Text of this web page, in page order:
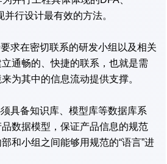
行设计最有效的方法。
求在密切联系的研发小组以及相关
通畅的、快捷的联系，也就是需
为其中的信息流动提供支撑。
具备知识库、模型库等数据库系
数据模型，保证产品信息的规范
和小组之间能够用规范的“语言”进